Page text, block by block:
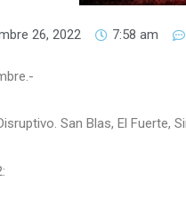
26, 2022 7:58 am
San Blas, El Fuerte,